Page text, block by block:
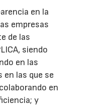
en la
empresas
de las
siendo
en las
las que se
en
y